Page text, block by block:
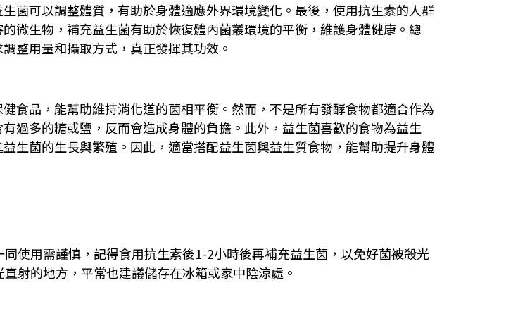
菌可以調整體質，有助於身體適應外界環境變化。最後，使用抗生素的人群
微生物，補充益生菌有助於恢復體內菌叢環境的平衡，維護身體健康。總
整用量和攝取方式，真正發揮其功效。
食品，能幫助維持消化道的菌相平衡。然而，不是所有發酵食物都適合作為
過多的糖或鹽，反而會造成身體的負擔。此外，益生菌喜歡的食物為益生
生菌的生長與繁殖。因此，適當搭配益生菌與益生質食物，能幫助提升身體
使用需謹慎，記得食用抗生素後1-2小時後再補充益生菌，以免好菌被殺光
射的地方，平常也建議儲存在冰箱或家中陰涼處。